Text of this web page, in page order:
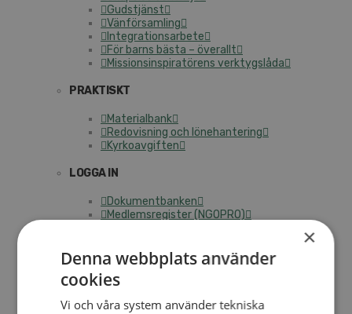
Gudstjänst
Vänförsamling
Integrationsarbete
För barns bästa – överallt
Missionsinspiratörens verktygslåda
PRAKTISKT
Materialbank
Redovisning och lönehantering
Kyrkoavgiften
LOGGA IN
Dokumentbanken
Medlemsregister (NGOPRO)
Kontakt
Kalender
Lediga tjänster
×
Denna webbplats använder
cookies
Vi och våra system använder tekniska